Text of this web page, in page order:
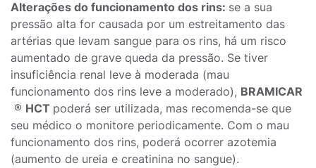
Alterações do funcionamento dos rins: se a sua
pressão alta for causada por um estreitamento das
artérias que levam sangue para os rins, há um risco
aumentado de grave queda da pressão. Se tiver
insuficiência renal leve à moderada (mau
funcionamento dos rins leve a moderado), BRAMICAR
® HCT poderá ser utilizada, mas recomenda-se que
seu médico o monitore periodicamente. Com o mau
funcionamento dos rins, poderá ocorrer azotemia
(aumento de ureia e creatinina no sangue).